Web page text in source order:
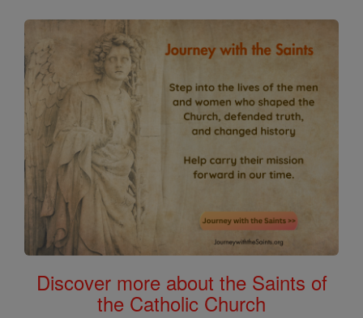
Discover more about the Saints of
the Catholic Church